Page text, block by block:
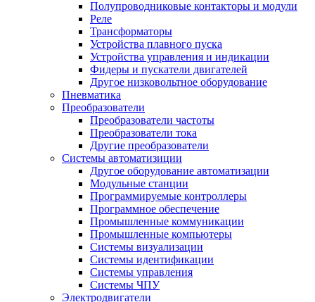
Полупроводниковые контакторы и модули
Реле
Трансформаторы
Устройства плавного пуска
Устройства управления и индикации
Фидеры и пускатели двигателей
Другое низковольтное оборудование
Пневматика
Преобразователи
Преобразователи частоты
Преобразователи тока
Другие преобразователи
Системы автоматизиции
Другое оборудование автоматизации
Модульные станции
Программируемые контроллеры
Программное обеспечение
Промышленные коммуникации
Промышленные компьютеры
Системы визуализации
Системы идентификации
Системы управления
Системы ЧПУ
Электродвигатели